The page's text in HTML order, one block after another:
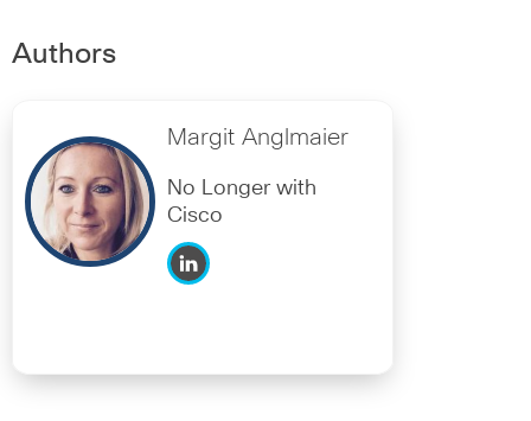
Authors
Margit Anglmaier
No Longer with
Cisco